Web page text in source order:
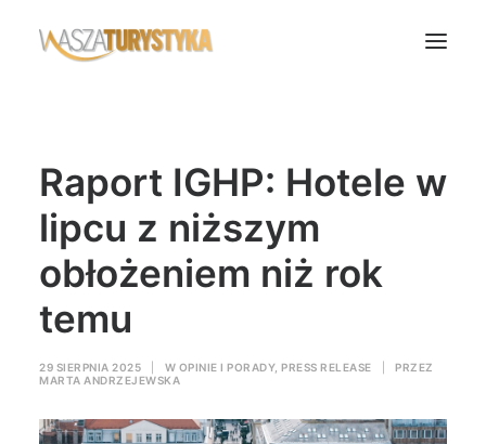
Biura podróży
Transport
Noclegi
Polska
Świat
Rok Kobiet
Wasze Podróże
Raport IGHP: Hotele w
lipcu z niższym
obłożeniem niż rok
temu
29 SIERPNIA 2025 W OPINIE I PORADY, PRESS RELEASE
PRZEZ
MARTA ANDRZEJEWSKA